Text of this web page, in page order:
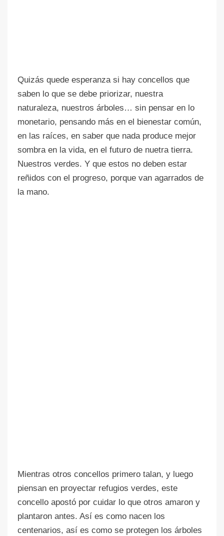
Quizás quede esperanza si hay concellos que
saben lo que se debe priorizar, nuestra
naturaleza, nuestros árboles… sin pensar en lo
monetario, pensando más en el bienestar común,
en las raíces, en saber que nada produce mejor
sombra en la vida, en el futuro de nuetra tierra.
Nuestros verdes. Y que estos no deben estar
reñidos con el progreso, porque van agarrados de
la mano.
Mientras otros concellos primero talan, y luego
piensan en proyectar refugios verdes, este
concello apostó por cuidar lo que otros amaron y
plantaron antes. Así es como nacen los
centenarios, así es como se protegen los árboles